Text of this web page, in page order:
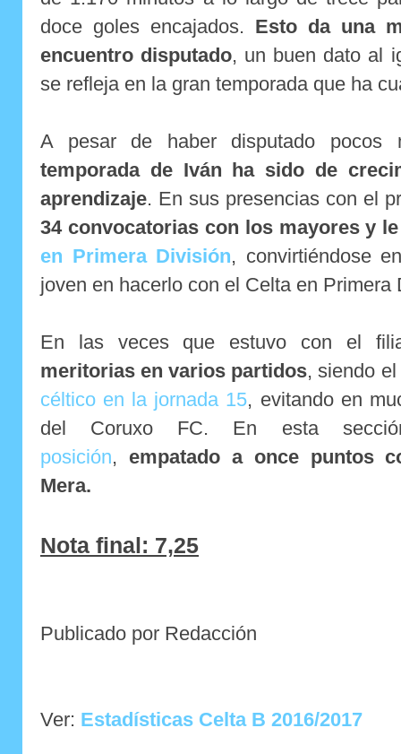
doce goles encajados. Esto da una
encuentro disputado, un buen dato al
se refleja en la gran temporada que ha
A pesar de haber disputado
temporada de Iván ha sido de
aprendizaje. En sus presencias con el
34 convocatorias con los mayores y
en Primera División, convirtiéndose
joven en hacerlo con el Celta en Primera
En las veces que estuvo con el
meritorias en varios partidos, siendo el
céltico en la jornada 15, evitando en
del Coruxo FC. En esta
posición, empatado a once puntos
Mera.
Nota final: 7,25
Publicado por Redacción
Ver: Estadísticas Celta B 2016/2017